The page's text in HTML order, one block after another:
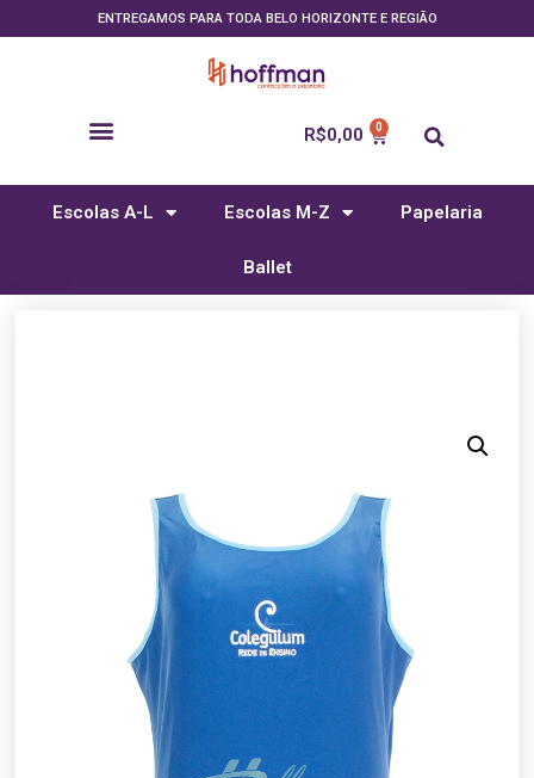
ENTREGAMOS PARA TODA BELO HORIZONTE E REGIÃO
R$0,00
Escolas A-L Escolas M-Z Papelaria
Ballet